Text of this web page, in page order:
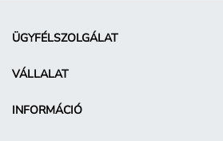
ÜGYFÉLSZOLGÁLAT
VÁLLALAT
INFORMÁCIÓ